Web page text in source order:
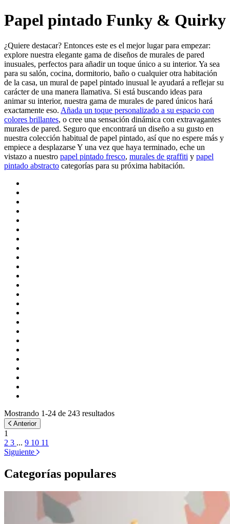
Papel pintado Funky & Quirky
¿Quiere destacar? Entonces este es el mejor lugar para empezar:
explore nuestra elegante gama de diseños de murales de pared
inusuales, perfectos para añadir un toque único a su interior. Ya sea
para su salón, cocina, dormitorio, baño o cualquier otra habitación
de la casa, un mural de papel pintado inusual le ayudará a reflejar su
carácter de una manera llamativa. Si está buscando ideas para
animar su interior, nuestra gama de murales de pared únicos hará
exactamente eso. Añada un toque personalizado a su espacio con
colores brillantes, o cree una sensación dinámica con extravagantes
murales de pared. Seguro que encontrará un diseño a su gusto en
nuestra colección habitual de papel pintado, así que no espere más y
empiece a desplazarse Y una vez que haya terminado, eche un
vistazo a nuestro papel pintado fresco, murales de graffiti y papel
pintado abstracto categorías para su próxima habitación.
Mostrando 1-24 de 243 resultados
Anterior
1
2 3 ... 9 10 11
Siguiente
Categorías populares